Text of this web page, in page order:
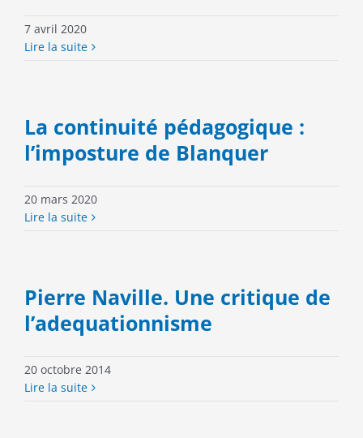
7 avril 2020
Lire la suite
La continuité pédagogique :
l’imposture de Blanquer
20 mars 2020
Lire la suite
Pierre Naville. Une critique de
l’adequationnisme
20 octobre 2014
Lire la suite